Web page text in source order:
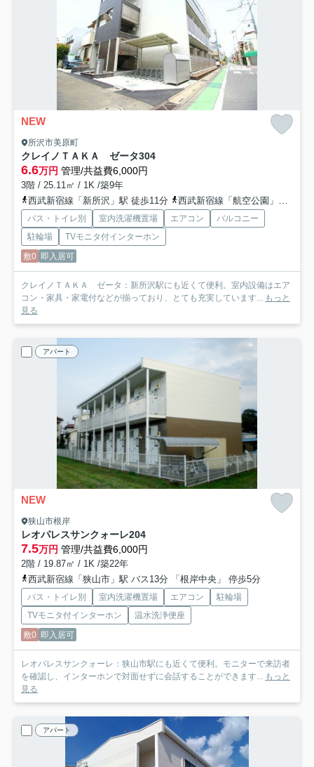
NEW
所沢市美原町
クレイノＴＡＫＡ ゼータ304
6.6万円 管理/共益費6,000円
3階 / 25.11㎡ / 1K /築9年
西武新宿線「新所沢」駅 徒歩11分
西武新宿線「航空公園」駅 徒歩22分
バス・トイレ別 室内洗濯機置場 エアコン
バルコニー
駐輪場
TVモニタ付インターホン
敷0 即入居可
クレイノＴＡＫＡ ゼータ：新所沢駅にも近くて便利。室内設備はエア
コン・家具・家電付などが揃っており、とても充実しています... もっと
見る
アパート
NEW
狭山市根岸
レオパレスサンクォーレ204
7.5万円 管理/共益費6,000円
2階 / 19.87㎡ / 1K /築22年
西武新宿線「狭山市」駅 バス13分 「根岸中央」 停歩5分
バス・トイレ別 室内洗濯機置場 エアコン
駐輪場
TVモニタ付インターホン
温水洗浄便座
敷0 即入居可
レオパレスサンクォーレ：狭山市駅にも近くて便利。モニターで来訪者
を確認し、インターホンで対面せずに会話することができます... もっと
見る
アパート